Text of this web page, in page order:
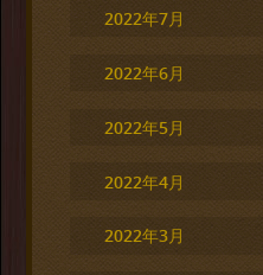
2022年7月
2022年6月
2022年5月
2022年4月
2022年3月